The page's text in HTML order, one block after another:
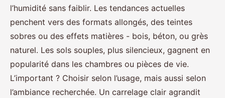
l’humidité sans faiblir. Les tendances actuelles
penchent vers des formats allongés, des teintes
sobres ou des effets matières - bois, béton, ou grès
naturel. Les sols souples, plus silencieux, gagnent en
popularité dans les chambres ou pièces de vie.
L’important ? Choisir selon l’usage, mais aussi selon
l’ambiance recherchée. Un carrelage clair agrandit